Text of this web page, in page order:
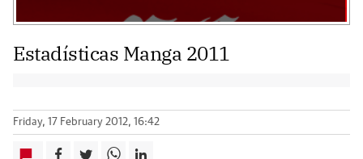
Estadísticas Manga 2011
Friday, 17 February 2012, 16:42